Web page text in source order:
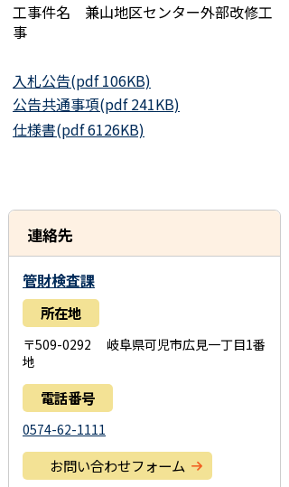
工事件名 兼山地区センター外部改修工
事
入札公告(pdf 106KB)
公告共通事項(pdf 241KB)
仕様書(pdf 6126KB)
連絡先
管財検査課
所在地
〒509-0292 岐阜県可児市広見一丁目1番
地
電話番号
0574-62-1111
お問い合わせフォーム